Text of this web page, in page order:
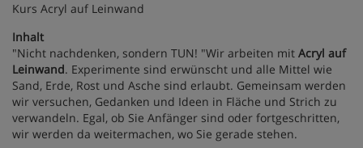
Kurs Acryl auf Leinwand
Inhalt
"Nicht nachdenken, sondern TUN! "Wir arbeiten mit Acryl auf
Leinwand. Experimente sind erwünscht und alle Mittel wie
Sand, Erde, Rost und Asche sind erlaubt. Gemeinsam werden
wir versuchen, Gedanken und Ideen in Fläche und Strich zu
verwandeln. Egal, ob Sie Anfänger sind oder fortgeschritten,
wir werden da weitermachen, wo Sie gerade stehen.